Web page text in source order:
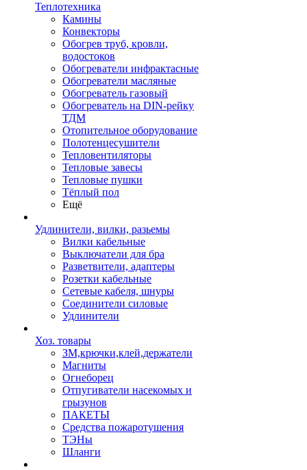
Теплотехника
Камины
Конвекторы
Обогрев труб, кровли,
водостоков
Обогреватели инфрактасные
Обогреватели масляные
Обогреватель газовый
Обогреватель на DIN-рейку
ТДМ
Отопительное оборудование
Полотенцесушители
Тепловентиляторы
Тепловые завесы
Тепловые пушки
Тёплый пол
Ещё
Удлинители, вилки, разьемы
Вилки кабельные
Выключатели для бра
Разветвители, адаптеры
Розетки кабельные
Сетевые кабеля, шнуры
Соединители силовые
Удлинители
Хоз. товары
ЗМ,крючки,клей,держатели
Магниты
Огнеборец
Отпугиватели насекомых и
грызунов
ПАКЕТЫ
Средства пожаротушения
ТЭНы
Шланги